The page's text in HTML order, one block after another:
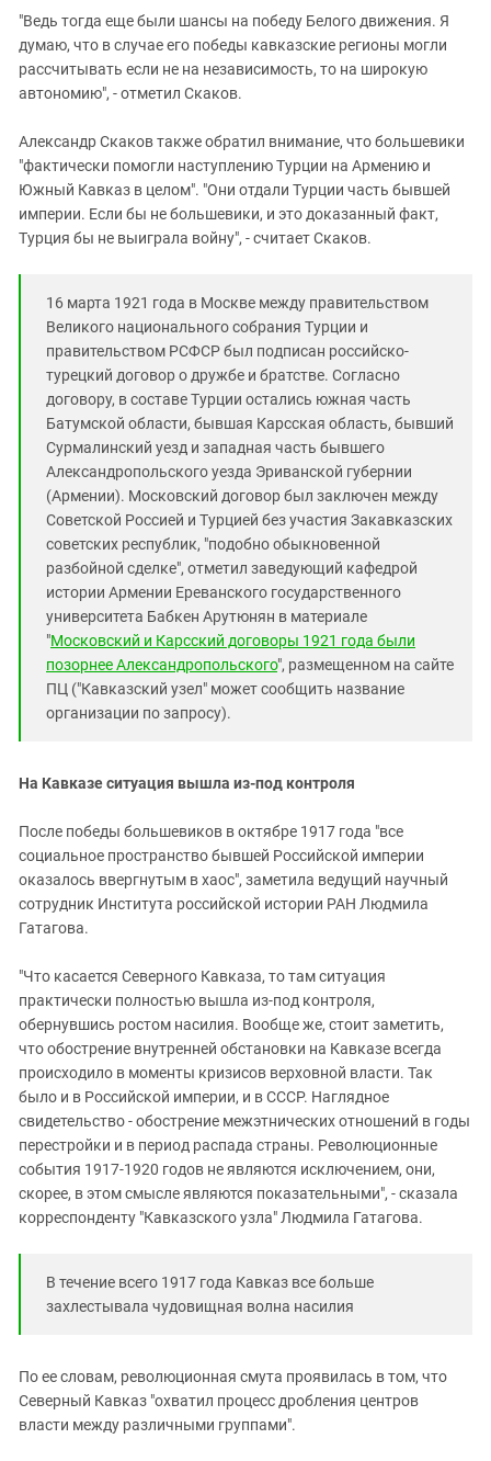
"Ведь тогда еще были шансы на победу Белого движения. Я
думаю, что в случае его победы кавказские регионы могли
рассчитывать если не на независимость, то на широкую
автономию", - отметил Скаков.
Александр Скаков также обратил внимание, что большевики
"фактически помогли наступлению Турции на Армению и
Южный Кавказ в целом". "Они отдали Турции часть бывшей
империи. Если бы не большевики, и это доказанный факт,
Турция бы не выиграла войну", - считает Скаков.
16 марта 1921 года в Москве между правительством
Великого национального собрания Турции и
правительством РСФСР был подписан российско-
турецкий договор о дружбе и братстве. Согласно
договору, в составе Турции остались южная часть
Батумской области, бывшая Карсская область, бывший
Сурмалинский уезд и западная часть бывшего
Александропольского уезда Эриванской губернии
(Армении). Московский договор был заключен между
Советской Россией и Турцией без участия Закавказских
советских республик, "подобно обыкновенной
разбойной сделке", отметил заведующий кафедрой
истории Армении Ереванского государственного
университета Бабкен Арутюнян в материале
"Московский и Карсский договоры 1921 года были
позорнее Александропольского", размещенном на сайте
ПЦ ("Кавказский узел" может сообщить название
организации по запросу).
На Кавказе ситуация вышла из-под контроля
После победы большевиков в октябре 1917 года "все
социальное пространство бывшей Российской империи
оказалось ввергнутым в хаос", заметила ведущий научный
сотрудник Института российской истории РАН Людмила
Гатагова.
"Что касается Северного Кавказа, то там ситуация
практически полностью вышла из-под контроля,
обернувшись ростом насилия. Вообще же, стоит заметить,
что обострение внутренней обстановки на Кавказе всегда
происходило в моменты кризисов верховной власти. Так
было и в Российской империи, и в СССР. Наглядное
свидетельство - обострение межэтнических отношений в годы
перестройки и в период распада страны. Революционные
события 1917-1920 годов не являются исключением, они,
скорее, в этом смысле являются показательными", - сказала
корреспонденту "Кавказского узла" Людмила Гатагова.
В течение всего 1917 года Кавказ все больше
захлестывала чудовищная волна насилия
По ее словам, революционная смута проявилась в том, что
Северный Кавказ "охватил процесс дробления центров
власти между различными группами".